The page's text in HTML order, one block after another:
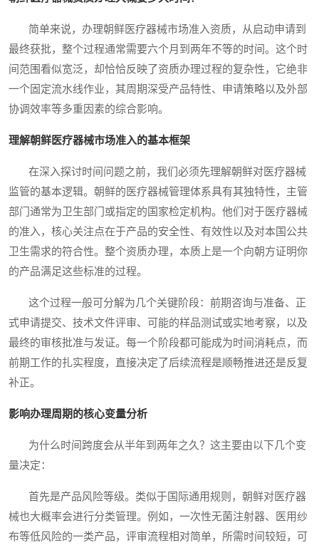
简单来说，办理朝鲜医疗器械市场准入资质，从启动申请到
最终获批，整个过程通常需要六个月到两年不等的时间。这个时
间范围看似宽泛，却恰恰反映了资质办理过程的复杂性，它绝非
一个固定流水线作业，其周期深受产品特性、申请策略以及外部
协调效率等多重因素的综合影响。
理解朝鲜医疗器械市场准入的基本框架
在深入探讨时间问题之前，我们必须先理解朝鲜对医疗器械
监管的基本逻辑。朝鲜的医疗器械管理体系具有其独特性，主管
部门通常为卫生部门或指定的国家检定机构。他们对于医疗器械
的准入，核心关注点在于产品的安全性、有效性以及对本国公共
卫生需求的符合性。整个资质办理，本质上是一个向朝方证明你
的产品满足这些标准的过程。
这个过程一般可分解为几个关键阶段：前期咨询与准备、正
式申请提交、技术文件评审、可能的样品测试或实地考察，以及
最终的审核批准与发证。每一个阶段都可能成为时间消耗点，而
前期工作的扎实程度，直接决定了后续流程是顺畅推进还是反复
补正。
影响办理周期的核心变量分析
为什么时间跨度会从半年到两年之久？这主要由以下几个变
量决定：
首先是产品风险等级。类似于国际通用规则，朝鲜对医疗器
械也大概率会进行分类管理。例如，一次性无菌注射器、医用纱
布等低风险的一类产品，评审流程相对简单，所需时间较短，可